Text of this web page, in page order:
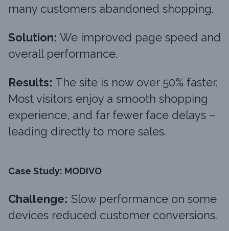
many customers abandoned shopping.
Solution: We improved page speed and
overall performance.
Results: The site is now over 50% faster.
Most visitors enjoy a smooth shopping
experience, and far fewer face delays –
leading directly to more sales.
Case Study: MODIVO
Challenge: Slow performance on some
devices reduced customer conversions.